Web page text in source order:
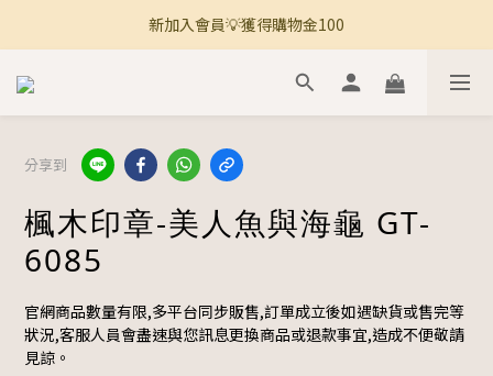
🚚 全館滿800免運 🚚
新加入會員💡獲得購物金100
🚚 全館滿800免運 🚚
分享到
楓木印章-美人魚與海龜 GT-
6085
官網商品數量有限,多平台同步販售,訂單成立後如遇缺貨或售完等
狀況,客服人員會盡速與您訊息更換商品或退款事宜,造成不便敬請
見諒。